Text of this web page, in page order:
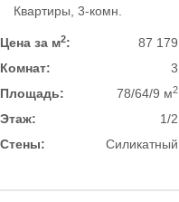
Квартиры, 3-комн.
Цена за м2:
87 179
Комнат:
3
Площадь:
78/64/9 м2
Этаж:
1/2
Стены:
Силикатный